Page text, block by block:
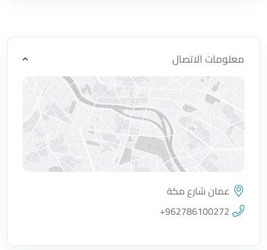
معلومات الاتصال
اضغط لتحميل الموقع
عمان شارع مكة
+962786100272